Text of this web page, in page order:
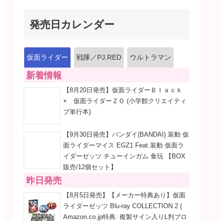
発売日カレンダー
仮面ライダー 戦隊／PJ.RED ウルトラマン
新着情報
【8月20日発売】仮面ライダーＢｌａｃｋ
× 仮面ライダーＺＯ (小学館クリエイティ
ブ単行本)
【9月30日発売】バンダイ(BANDAI) 装動 仮
面ライダーマイス EGZ1 Feat.装動 仮面ラ
イダーゼッツ チューインガム 食玩 【BOX
販売/12個セット】
昨日発売
【8月5日発売】【メーカー特典あり】仮面
ライダーゼッツ Blu-ray COLLECTION 2 (
Amazon.co.jp特典: 複製サイン入りL判ブロ